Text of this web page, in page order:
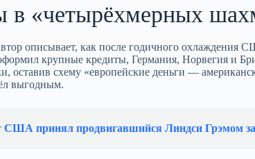
в «четырёхмерных
описывает, как после годичного охлаждения
крупные кредиты, Германия, Норвегия и
оставив схему «европейские деньги —
выгодным.
США принял продвигавшийся Линдси Грэмом